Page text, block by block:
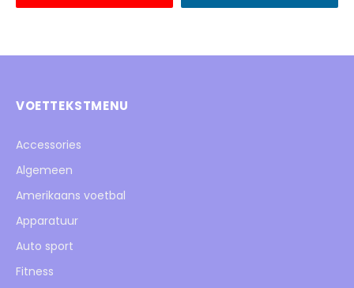
VOETTEKSTMENU
Accessories
Algemeen
Amerikaans voetbal
Apparatuur
Auto sport
Fitness